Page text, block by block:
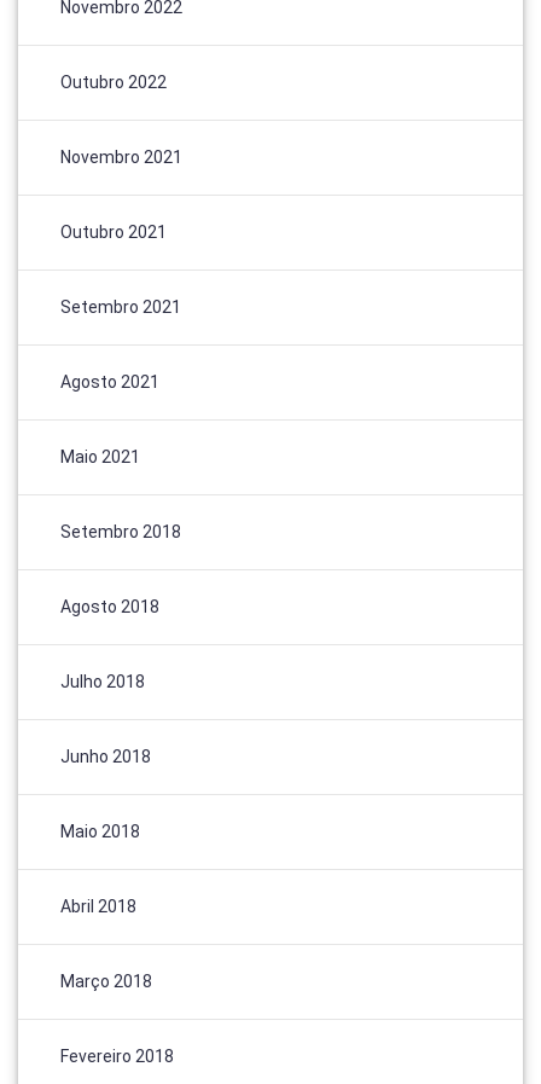
Novembro 2022
Outubro 2022
Novembro 2021
Outubro 2021
Setembro 2021
Agosto 2021
Maio 2021
Setembro 2018
Agosto 2018
Julho 2018
Junho 2018
Maio 2018
Abril 2018
Março 2018
Fevereiro 2018